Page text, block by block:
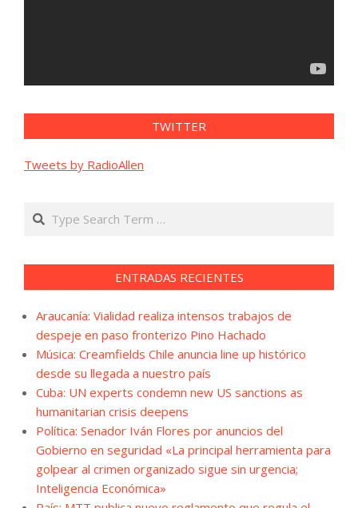
TWITTER
Tweets by RadioAllen
Search
ENTRADAS RECIENTES
Araucanía: Vialidad realiza intensos trabajos de
despeje en paso fronterizo Pino Hachado
Música: Creamfields Chile anuncia line up histórico
desde su llegada a nuestro país
Cuba: UN experts condemn new US sanctions as
humanitarian crisis deepens
Política: Senador Iván Flores por anuncios del
Gobierno en seguridad «La principal herramienta para
golpear al crimen organizado sigue sin urgencia;
Inteligencia Económica»